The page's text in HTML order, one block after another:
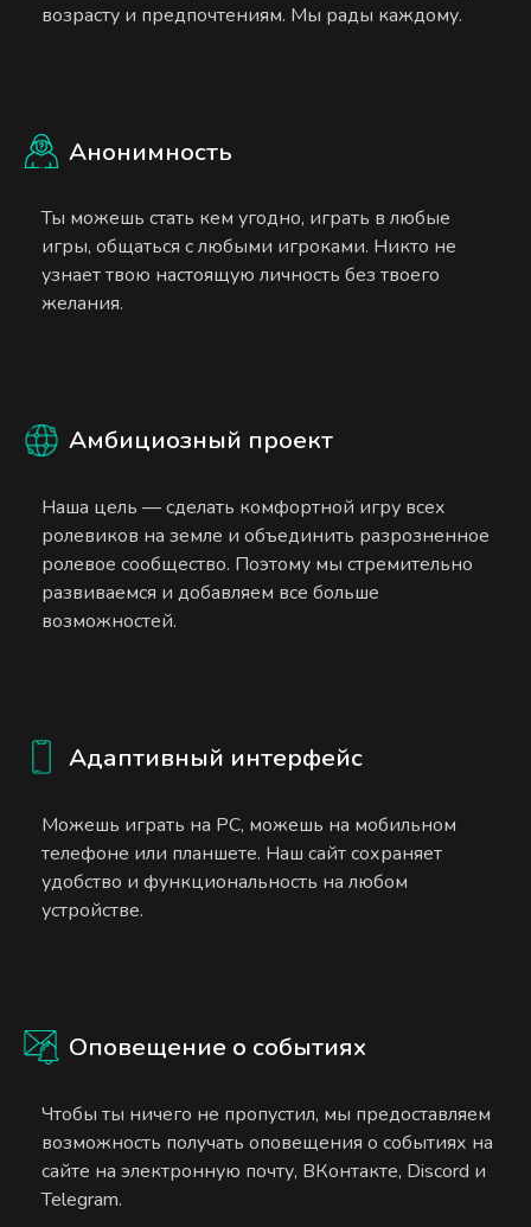
возрасту и предпочтениям. Мы рады каждому.
Анонимность
Ты можешь стать кем угодно, играть в любые
игры, общаться с любыми игроками. Никто не
узнает твою настоящую личность без твоего
желания.
Амбициозный проект
Наша цель — сделать комфортной игру всех
ролевиков на земле и объединить разрозненное
ролевое сообщество. Поэтому мы стремительно
развиваемся и добавляем все больше
возможностей.
Адаптивный интерфейс
Можешь играть на PC, можешь на мобильном
телефоне или планшете. Наш сайт сохраняет
удобство и функциональность на любом
устройстве.
Оповещение о событиях
Чтобы ты ничего не пропустил, мы предоставляем
возможность получать оповещения о событиях на
сайте на электронную почту, ВКонтакте, Discord и
Telegram.